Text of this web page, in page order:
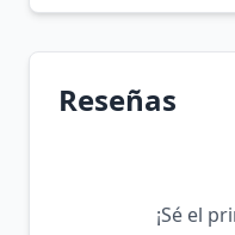
Reseñas
¡Sé el